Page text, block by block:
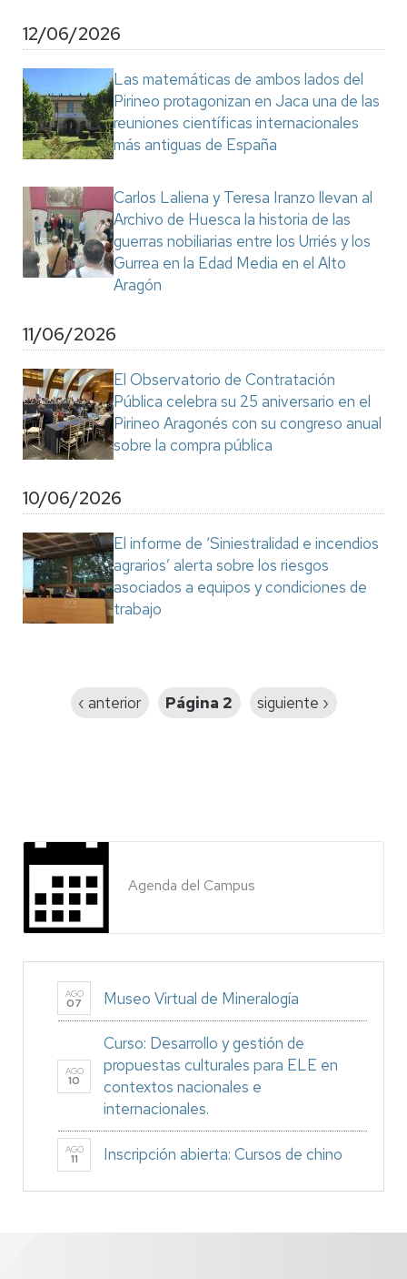
12/06/2026
Las matemáticas de ambos lados del
Pirineo protagonizan en Jaca una de las
reuniones científicas internacionales
más antiguas de España
Carlos Laliena y Teresa Iranzo llevan al
Archivo de Huesca la historia de las
guerras nobiliarias entre los Urriés y los
Gurrea en la Edad Media en el Alto
Aragón
11/06/2026
El Observatorio de Contratación
Pública celebra su 25 aniversario en el
Pirineo Aragonés con su congreso anual
sobre la compra pública
10/06/2026
El informe de ‘Siniestralidad e incendios
agrarios’ alerta sobre los riesgos
asociados a equipos y condiciones de
trabajo
Página
‹ anterior Página 2
Siguiente
siguiente ›
Agenda del Campus
AGO
07 Museo Virtual de Mineralogía
AGO
10
Curso: Desarrollo y gestión de
propuestas culturales para ELE en
contextos nacionales e
internacionales.
AGO
11 Inscripción abierta: Cursos de chino